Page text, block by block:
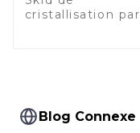
cristallisation par
Blog Connexe